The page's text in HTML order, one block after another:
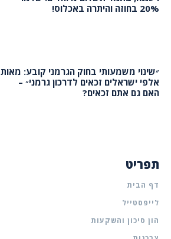
20% בחוזה והיתרה באכלוס!
״שינוי משמעותי בחוק הגרמני קובע: מאות
אלפי ישראלים זכאים לדרכון גרמני״ –
האם גם אתם זכאים?
תפריט
דף הבית
לייפסטייל
הון סיכון והשקעות